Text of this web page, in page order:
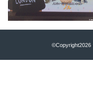
©Copyright2026